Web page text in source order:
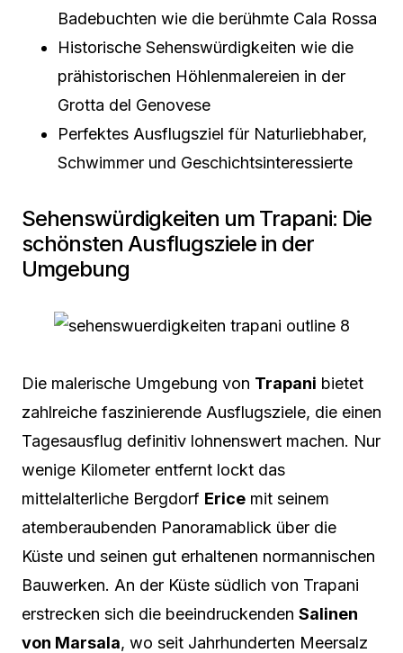
Badebuchten wie die berühmte Cala Rossa
Historische Sehenswürdigkeiten wie die
prähistorischen Höhlenmalereien in der
Grotta del Genovese
Perfektes Ausflugsziel für Naturliebhaber,
Schwimmer und Geschichtsinteressierte
Sehenswürdigkeiten um Trapani: Die
schönsten Ausflugsziele in der
Umgebung
Die malerische Umgebung von Trapani bietet
zahlreiche faszinierende Ausflugsziele, die einen
Tagesausflug definitiv lohnenswert machen. Nur
wenige Kilometer entfernt lockt das
mittelalterliche Bergdorf Erice mit seinem
atemberaubenden Panoramablick über die
Küste und seinen gut erhaltenen normannischen
Bauwerken. An der Küste südlich von Trapani
erstrecken sich die beeindruckenden Salinen
von Marsala, wo seit Jahrhunderten Meersalz